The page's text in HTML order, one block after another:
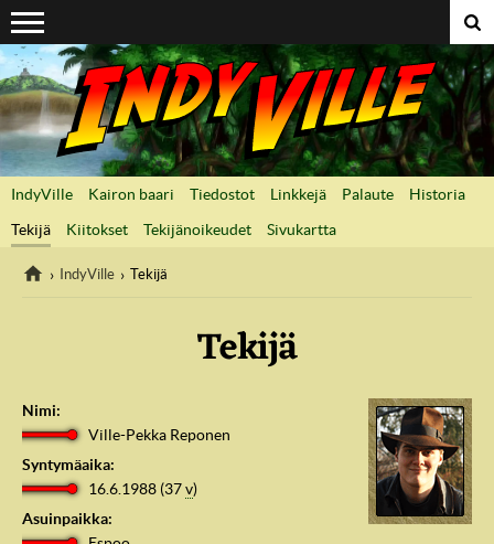
Suoraan sisältöön
IndyVille Kairon baari Tiedostot Linkkejä Palaute
Historia
Tekijä
Kiitokset Tekijänoikeudet Sivukartta
IndyVille Tekijä
Tekijä
Nimi:
Ville-Pekka Reponen
Syntymäaika:
16.6.1988 (37v)
Asuinpaikka: